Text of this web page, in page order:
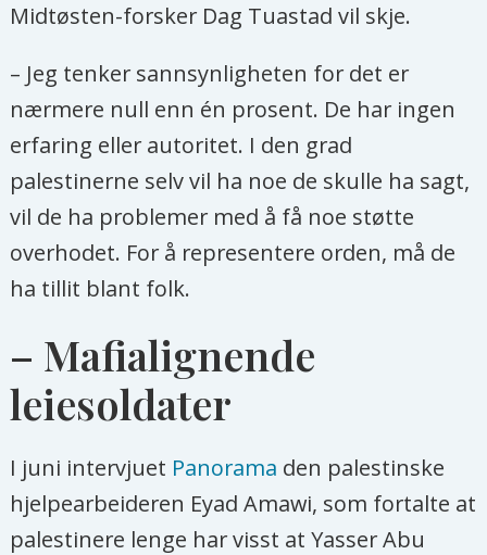
Midtøsten-forsker Dag Tuastad vil skje.
– Jeg tenker sannsynligheten for det er
nærmere null enn én prosent. De har ingen
erfaring eller autoritet. I den grad
palestinerne selv vil ha noe de skulle ha sagt,
vil de ha problemer med å få noe støtte
overhodet. For å representere orden, må de
ha tillit blant folk.
– Mafialignende
leiesoldater
I juni intervjuet Panorama den palestinske
hjelpearbeideren Eyad Amawi, som fortalte at
palestinere lenge har visst at Yasser Abu